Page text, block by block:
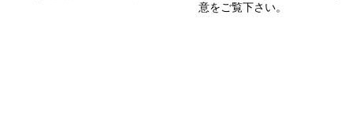
意をご覧下さい。